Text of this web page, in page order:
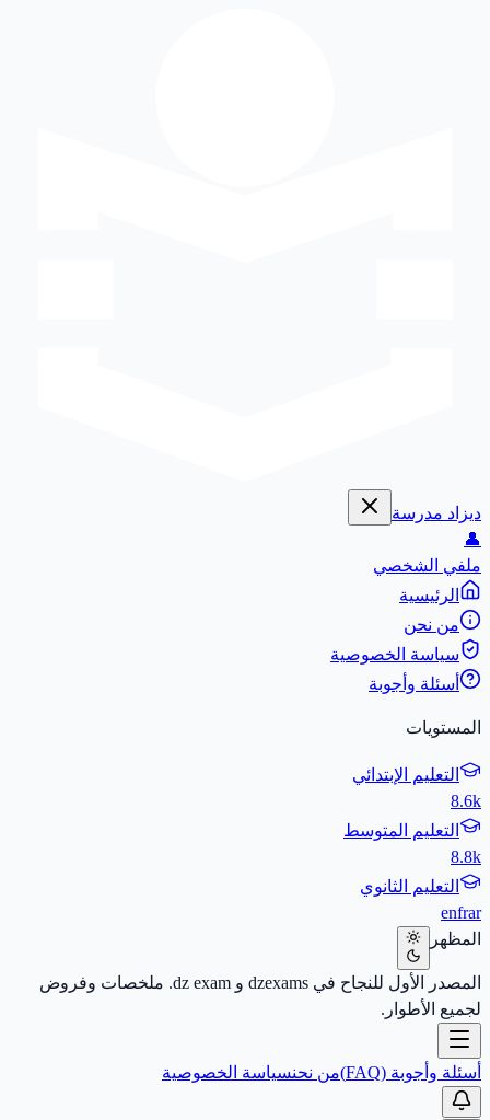
ديزاد مدرسة
👤
ملفي الشخصي
الرئيسية
من نحن
سياسة الخصوصية
أسئلة وأجوبة
المستويات
التعليم الإبتدائي
8.6k
التعليم المتوسط
8.8k
التعليم الثانوي
enfrar
المظهر
المصدر الأول للنجاح في dzexams و dz exam. ملخصات وفروض
لجميع الأطوار.
أسئلة وأجوبة (FAQ) من نحنسياسة الخصوصية